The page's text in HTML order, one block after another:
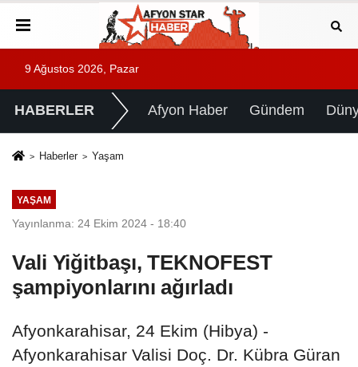
9 Ağustos 2026, Pazar
HABERLER Afyon Haber Gündem
Haberler Yaşam
YAŞAM
Yayınlanma: 24 Ekim 2024 - 18:40
Vali Yiğitbaşı, TEKNOFEST
şampiyonlarını ağırladı
Afyonkarahisar, 24 Ekim (Hibya) -
Afyonkarahisar Valisi Doç. Dr. Kübra Güran